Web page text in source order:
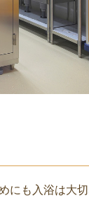
にも入浴は大切